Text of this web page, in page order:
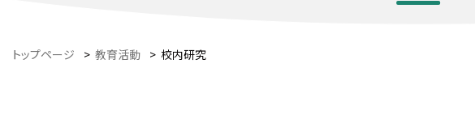
トップページ > 教育活動 > 校内研究